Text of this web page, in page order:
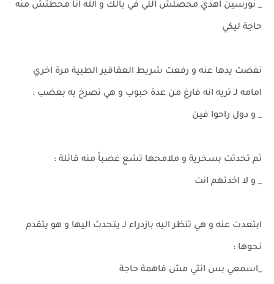
_ نورسين اهدي محصلش اللي في بالك و الله انا محطتش منه
حاجة ليكي
نفضت يدها عنه و رفعت شريط العقاقير الطبية مرة اخري
امامه لـ تريه انه فارغ من عدة حبوب و هي تصرخ به بغضب :
_ و دول راحوا فين
ثم تحدثت بسخرية و ملامحها تشع غضباً منه قائلة :
_ و لا اخدتهم انت
ابتعدت عنه و هي تنظر اليه بازدراء لـ يتحدث اليها و هو يتقدم
نحوها :
_اسمعي بس انتي مش فاهمة حاجة